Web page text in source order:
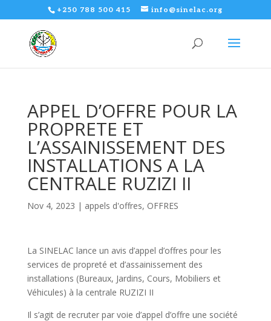
+250 788 500 415 info@sinelac.org
APPEL D’OFFRE POUR LA
PROPRETE ET
L’ASSAINISSEMENT DES
INSTALLATIONS A LA
CENTRALE RUZIZI II
Nov 4, 2023 | appels d'offres, OFFRES
La SINELAC lance un avis d’appel d’offres pour les
services de propreté et d’assainissement des
installations (Bureaux, Jardins, Cours, Mobiliers et
Véhicules) à la centrale RUZIZI II
Il s’agit de recruter par voie d’appel d’offre une société